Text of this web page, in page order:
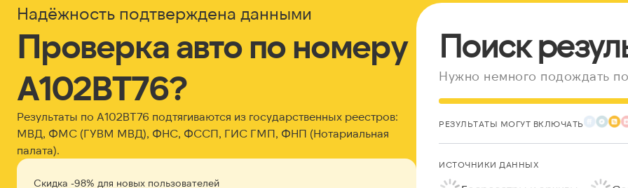
Надёжность подтверждена данными
Проверка авто по номеру
А102ВТ76?
Результаты по А102ВТ76 подтягиваются из государственных реестров:
МВД, ФМС (ГУВМ МВД), ФНС, ФССП, ГИС ГМП, ФНП (Нотариальная
палата).
Скидка -98% для новых пользователей
Поиск
Нужно немного подождать
РЕЗУЛЬТАТЫ МОГУТ ВКЛЮЧАТЬ
ИСТОЧНИКИ ДАННЫХ